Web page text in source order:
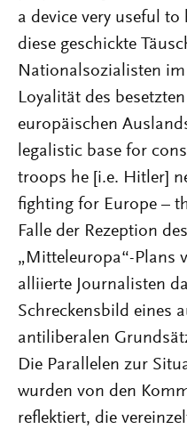
a device very useful
diese geschickte
Nationalsozialisten
Loyalität des
europäischen
legalistic base for
troops he [i.e. Hitler]
fighting for Europe –
Falle der Rezeption
„Mitteleuropa“-Plans
alliierte Journalisten
Schreckensbild eines
antiliberalen
Die Parallelen zur
wurden von den
reflektiert, die